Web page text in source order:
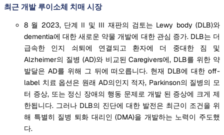
최근 개발 루이소체 치매 시장
8 월 2023, 단계 II 및 III 재판의 검토는 Lewy body (DLB)와
dementia에 대한 새로운 약물 개발에 대한 관심 증가. DLB는 더
급속한 인지 쇠퇴에 연결되고 환자에 더 중대한 짐 및
Alzheimer의 질병 (AD)와 비교된 Caregivers에, DLB를 위한 약
발달은 AD를 위해 그 뒤에 떠오릅니다. 현재 DLB에 대한 off-
label 치료 옵션은 원래 AD의인지 적자, Parkinson의 질병의 모
터 증상, 또는 정신 장애의 행동 문제로 개발 된 증상에 크게 제
한됩니다. 그러나 DLB의 진단에 대한 발전은 최근이 조건을 위
해 특별히 질병 퇴화 대리인 (DMA)을 개발하는 노력이 주도했
다.